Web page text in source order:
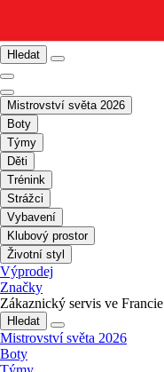
Hledat
Mistrovství světa 2026
Boty
Týmy
Děti
Trénink
Strážci
Vybavení
Klubový prostor
Životní styl
Výprodej
Značky
Zákaznický servis ve Francie
Hledat
Mistrovství světa 2026
Boty